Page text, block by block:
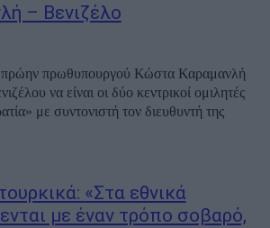
– Βενιζέλο
πρώην πρωθυπουργού Κώστα Καραμανλή
να είναι οι δύο κεντρικοί ομιλητές
με συντονιστή τον διευθυντή της
«Στα εθνικά
με έναν τρόπο σοβαρό,